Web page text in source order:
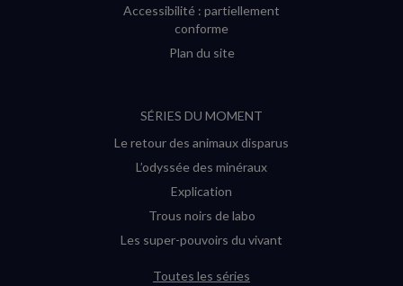
Accessibilité : partiellement
conforme
Plan du site
SÉRIES DU MOMENT
Le retour des animaux disparus
L’odyssée des minéraux
Explication
Trous noirs de labo
Les super-pouvoirs du vivant
Toutes les séries